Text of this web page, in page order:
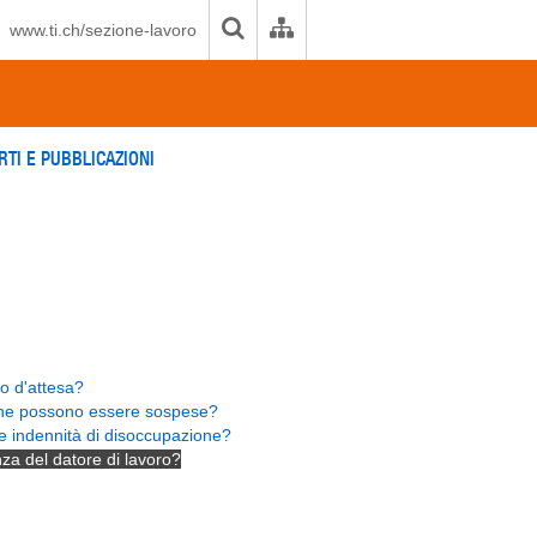
www.ti.ch/sezione-lavoro
E PUBBLICAZIONI
d'attesa?
possono essere sospese?
indennità di disoccupazione?
del datore di lavoro?